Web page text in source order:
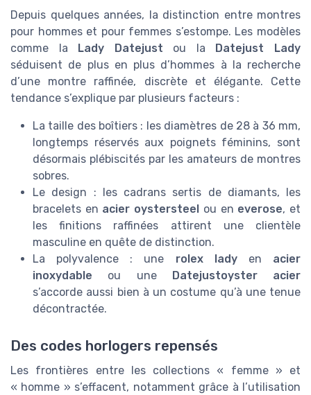
Depuis quelques années, la distinction entre montres
pour hommes et pour femmes s’estompe. Les modèles
comme la
Lady Datejust ou la
Datejust Lady
séduisent de plus en plus d’hommes à la recherche
d’une montre raffinée, discrète et élégante. Cette
tendance s’explique par plusieurs facteurs :
La taille des boîtiers : les diamètres de 28 à 36 mm,
longtemps réservés aux poignets féminins, sont
désormais plébiscités par les amateurs de montres
sobres.
Le design : les cadrans sertis de diamants, les
bracelets en acier oystersteel ou en everose, et
les finitions raffinées attirent une clientèle
masculine en quête de distinction.
La polyvalence : une rolex ladyen acier
inoxydable ou une
Datejustoyster acier
s’accorde aussi bien à un costume qu’à une tenue
décontractée.
Des codes horlogers repensés
Les frontières entre les collections « femme » et
« homme » s’effacent, notamment grâce à l’utilisation